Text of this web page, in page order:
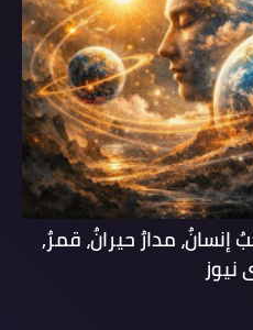
إنسانٌ، مدارٌ حيرانٌ، قمرٌ,
نيوز